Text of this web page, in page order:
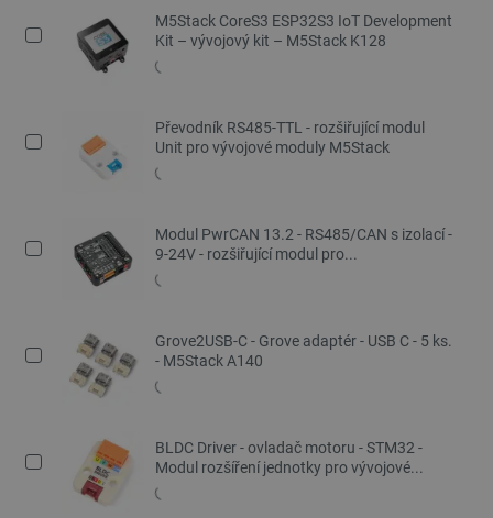
M5Stack CoreS3 ESP32S3 IoT Development
Kit – vývojový kit – M5Stack K128
Převodník RS485-TTL - rozšiřující modul
Unit pro vývojové moduly M5Stack
Modul PwrCAN 13.2 - RS485/CAN s izolací -
9-24V - rozšiřující modul pro...
Grove2USB-C - Grove adaptér - USB C - 5 ks.
- M5Stack A140
BLDC Driver - ovladač motoru - STM32 -
Modul rozšíření jednotky pro vývojové...